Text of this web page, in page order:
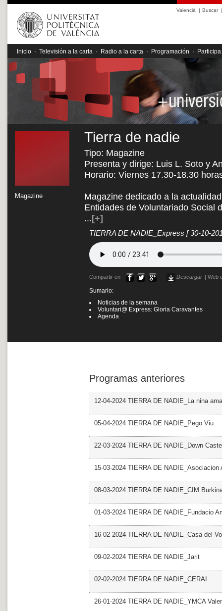
Valencià | Buscar|
Inicio · Televisión a la carta · Radio a la carta · Programación · Participa
Magazine
Tierra de nadie
Tipo: Magazine
Presenta y dirige: Luis L. Soto y
Horario: Viernes 17.30-18.30
Magazine dedicado a la
Entidades de Voluntariado Social
...[+]
TIERRA DE NADIE_Express [ 30-10-
Compartir en Descargar Web
Sumario:
Noticias de la semana
Voluntari@ Express: Gloria Caravantes
Agenda
Programas anteriores
12-04-2024 TIERRA DE NADIE_La nina
05-04-2024 TIERRA DE NADIE_Pego Viu
22-03-2024 TIERRA DE NADIE_Down
15-03-2024 TIERRA DE NADIE_Asociacion
08-03-2024 TIERRA DE NADIE_CIM
01-03-2024 TIERRA DE NADIE_Fundacio
16-02-2024 TIERRA DE NADIE_Casa del
09-02-2024 TIERRA DE NADIE_Jarit
02-02-2024 TIERRA DE NADIE_CERAI
26-01-2024 TIERRA DE NADIE_YMCA